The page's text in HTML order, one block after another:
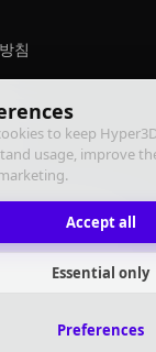
to keep
usage, improve
Accept all
Essential only
Preferences
침
모든 권리 보유
침이행 정책